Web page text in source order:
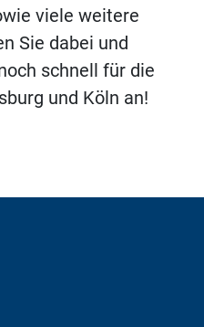
viele weitere
Sie dabei und
schnell für die
und Köln an!